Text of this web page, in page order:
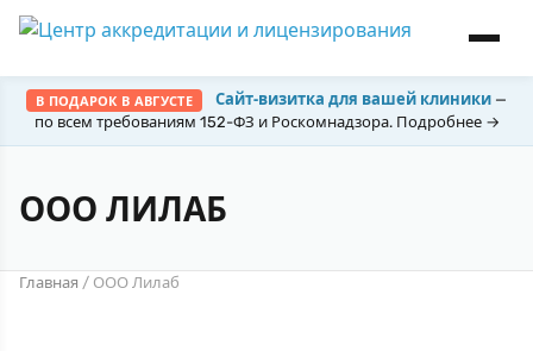
В ПОДАРОК В АВГУСТЕ Сайт-визитка для вашей клиники —
по всем требованиям 152-ФЗ и Роскомнадзора. Подробнее →
ООО ЛИЛАБ
Главная / ООО Лилаб